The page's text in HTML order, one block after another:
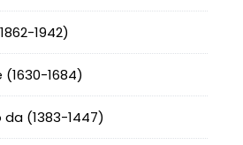
1942)
1684)
da (1383-1447)